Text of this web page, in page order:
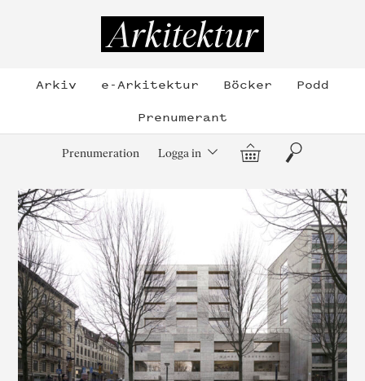
Arkiv e-Arkitektur Böcker
Podd
Prenumerant
Prenumeration Logga in Varukorg
Sök